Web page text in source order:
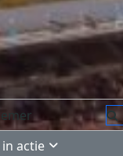
actie